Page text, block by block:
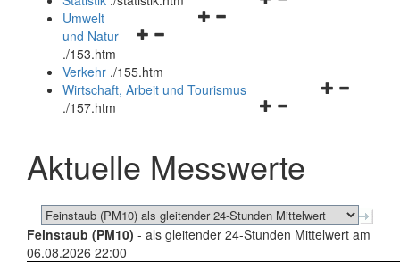
Navigationsmenü
Navigationsmenü
und
schließen
Umwelt
und Natur
./153.htm
Verkehr ./155.htm
Navigationsmenü
schließen
Wirtschaft, Arbeit und Tourismus
./157.htm
Aktuelle Messwerte
Feinstaub (PM10) - als gleitender 24-Stunden Mittelwert am
06.08.2026 22:00